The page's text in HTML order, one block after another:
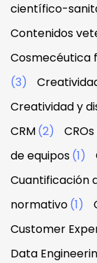
científico-
Contenidos
Cosmecéutica
(3)
Creatividad y
CRM(2) CROs
de equipos(1)
Cuantificación
normativo(1)
Customer
Data